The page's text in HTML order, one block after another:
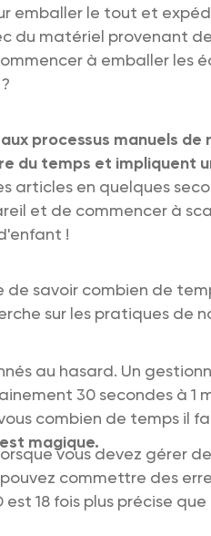
emballer le tout et
du matériel provenant
à emballer les
processus manuels de
du temps et impliquent
articles en quelques
et de commencer à
!
de savoir combien de
sur les pratiques de
au hasard. Un
30 secondes à 1
combien de temps il
magique.
vous devez gérer
commettre des
est 18 fois plus précise